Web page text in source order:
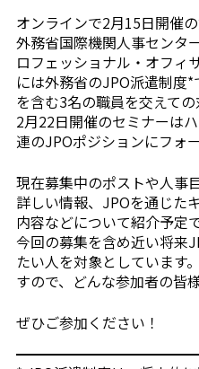
オンラインで2月15日開催
外務省国際機関人事センタ
ロフェッショナル・オフィ
には外務省のJPO派遣制度
を含む3名の職員を交えての
2月22日開催のセミナーは
連のJPOポジションにフォ
現在募集中のポストや人事
詳しい情報、JPOを通じた
内容などについて紹介予定
今回の募集を含め近い将来
たい人を対象としています
すので、どんな参加者の皆
ぜひご参加ください！